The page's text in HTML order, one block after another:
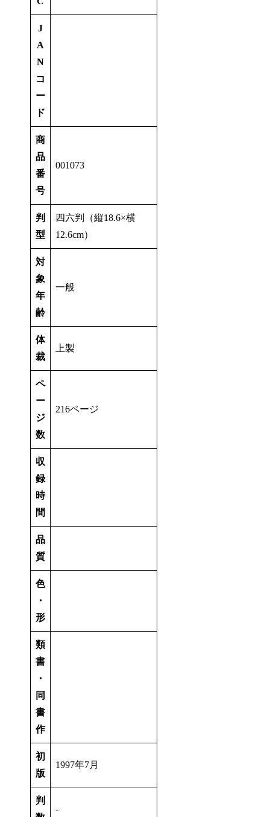
J
A
N
コ
ー
ド
商
品
番
号
001073
判
型
四六判（縦18.6×横
12.6cm）
対
象
年
齢
一般
体
裁
上製
ペ
ー
ジ
数
216ページ
収
録
時
間
品
質
色
・
形
類
書
・
同
書
作
初
版
1997年7月
判
‐